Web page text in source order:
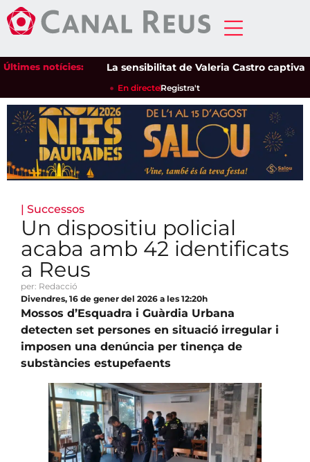
Últimes notícies: La sensibilitat de Valeria Castro captiva el
En directeRegistra't
| Successos
Un dispositiu policial
acaba amb 42 identificats
a Reus
per: Redacció
Divendres, 16 de gener del 2026 a les 12:20h
Mossos d’Esquadra i Guàrdia Urbana
detecten set persones en situació irregular i
imposen una denúncia per tinença de
substàncies estupefaents